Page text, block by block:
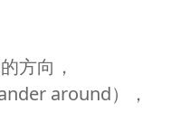
方向，
around），